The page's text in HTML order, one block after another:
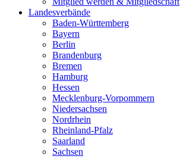
Landesverbände
Baden-Württemberg
Bayern
Berlin
Brandenburg
Bremen
Hamburg
Hessen
Mecklenburg-Vorpommern
Niedersachsen
Nordrhein
Rheinland-Pfalz
Saarland
Sachsen